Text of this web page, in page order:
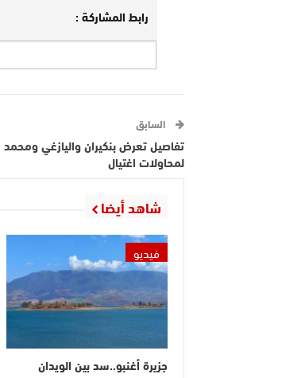
رابط المشاركة :
السابق
تفاصيل تعرض بنكيران واليازغي ومحمد
لمحاولات اغتيال
شاهد أيضا
فيديو
جزيرة أغنبو..سد بين الويدان